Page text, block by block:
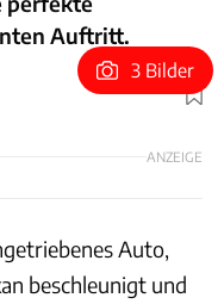
Auftritt.
Foto: H&R
3 Bilder
ANZEIGE
Auto,
beschleunigt und